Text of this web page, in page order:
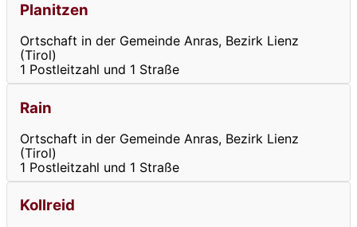
Planitzen
Ortschaft in der Gemeinde Anras, Bezirk Lienz
(Tirol)
1 Postleitzahl und 1 Straße
Rain
Ortschaft in der Gemeinde Anras, Bezirk Lienz
(Tirol)
1 Postleitzahl und 1 Straße
Kollreid